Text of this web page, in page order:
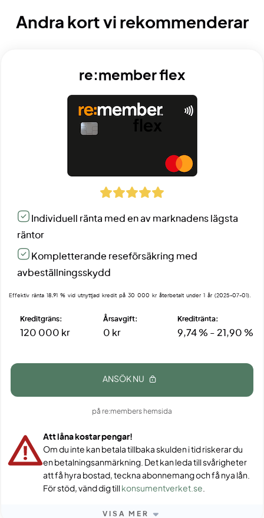
Andra kort vi rekommenderar
re:member flex
Individuell ränta med en av marknadens lägsta
räntor
Kompletterande reseförsäkring med
avbeställningsskydd
Effektiv ränta 18,91 % vid utnyttjad kredit på 30 000 kr återbetalt under 1 år (2025-07-01).
Kreditgräns:
120 000 kr
Årsavgift:
0 kr
Kreditränta:
9,74 % - 21,90 %
ANSÖK NU
på re:members hemsida
Att låna kostar pengar!
Om du inte kan betala tillbaka skulden i tid riskerar du
en betalningsanmärkning. Det kan leda till svårigheter
att få hyra bostad, teckna abonnemang och få nya lån.
För stöd, vänd dig till
konsumentverket.se
VISA MER